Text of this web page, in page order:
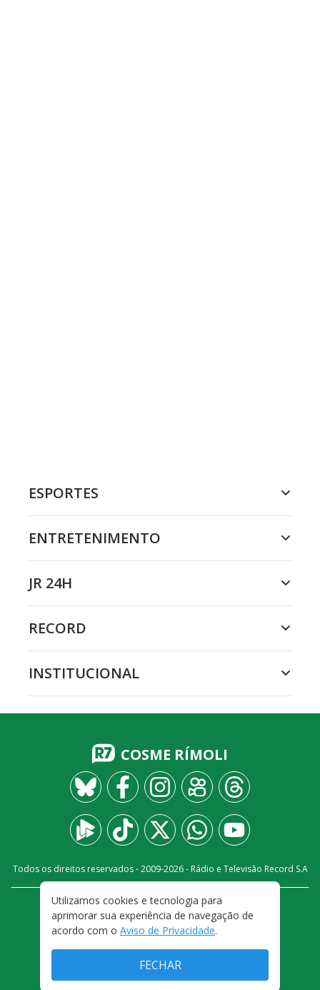
ESPORTES
ENTRETENIMENTO
JR 24H
RECORD
INSTITUCIONAL
COSME RÍMOLI
Todos os direitos reservados - 2009-2026- Rádio e Televisão Record S.A
FALE CONOSCO
PRIVACIDADE
TERMOS E CONDIÇÕES DE USO
Utilizamos cookies e tecnologia para
aprimorar sua experiência de navegação de
acordo com o Aviso de Privacidade.
FECHAR